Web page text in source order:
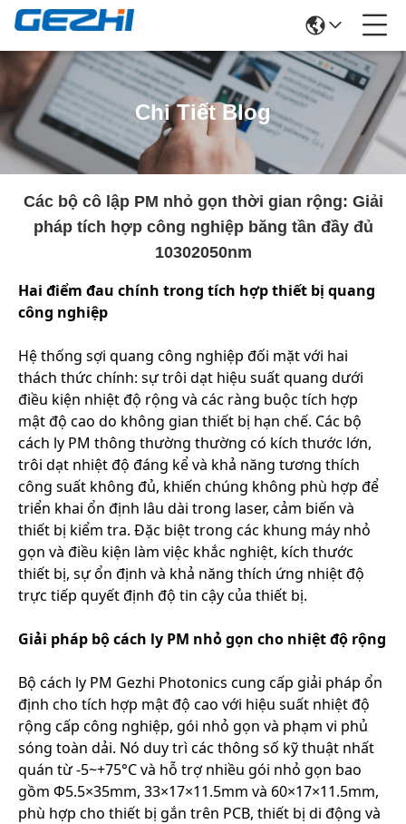
Chi Tiết Blog
Các bộ cô lập PM nhỏ gọn thời gian rộng: Giải
pháp tích hợp công nghiệp băng tần đầy đủ
10302050nm
Hai điểm đau chính trong tích hợp thiết bị quang
công nghiệp
Hệ thống sợi quang công nghiệp đối mặt với hai
thách thức chính: sự trôi dạt hiệu suất quang dưới
điều kiện nhiệt độ rộng và các ràng buộc tích hợp
mật độ cao do không gian thiết bị hạn chế. Các bộ
cách ly PM thông thường thường có kích thước lớn,
trôi dạt nhiệt độ đáng kể và khả năng tương thích
công suất không đủ, khiến chúng không phù hợp để
triển khai ổn định lâu dài trong laser, cảm biến và
thiết bị kiểm tra. Đặc biệt trong các khung máy nhỏ
gọn và điều kiện làm việc khắc nghiệt, kích thước
thiết bị, sự ổn định và khả năng thích ứng nhiệt độ
trực tiếp quyết định độ tin cậy của thiết bị.
Giải pháp bộ cách ly PM nhỏ gọn cho nhiệt độ rộng
Bộ cách ly PM Gezhi Photonics cung cấp giải pháp ổn
định cho tích hợp mật độ cao với hiệu suất nhiệt độ
rộng cấp công nghiệp, gói nhỏ gọn và phạm vi phủ
sóng toàn dải. Nó duy trì các thông số kỹ thuật nhất
quán từ -5~+75°C và hỗ trợ nhiều gói nhỏ gọn bao
gồm Φ5.5×35mm, 33×17×11.5mm và 60×17×11.5mm,
phù hợp cho thiết bị gắn trên PCB, thiết bị di động và